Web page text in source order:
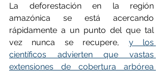
La deforestación en la región
amazónica se está acercando
rápidamente a un punto del que tal
vez nunca se recupere, y los
científicos advierten que vastas
extensiones de cobertura arbórea